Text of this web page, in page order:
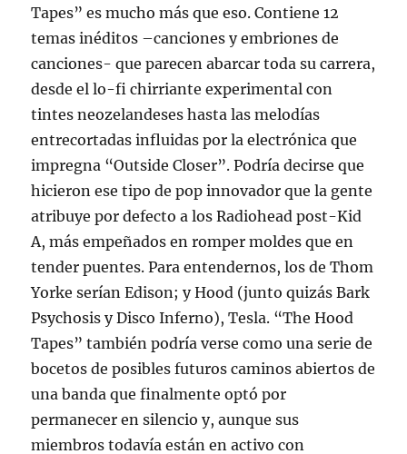
Tapes” es mucho más que eso. Contiene 12
temas inéditos –canciones y embriones de
canciones- que parecen abarcar toda su carrera,
desde el lo-fi chirriante experimental con
tintes neozelandeses hasta las melodías
entrecortadas influidas por la electrónica que
impregna “Outside Closer”. Podría decirse que
hicieron ese tipo de pop innovador que la gente
atribuye por defecto a los Radiohead post-Kid
A, más empeñados en romper moldes que en
tender puentes. Para entendernos, los de Thom
Yorke serían Edison; y Hood (junto quizás Bark
Psychosis y Disco Inferno), Tesla. “The Hood
Tapes” también podría verse como una serie de
bocetos de posibles futuros caminos abiertos de
una banda que finalmente optó por
permanecer en silencio y, aunque sus
miembros todavía están en activo con